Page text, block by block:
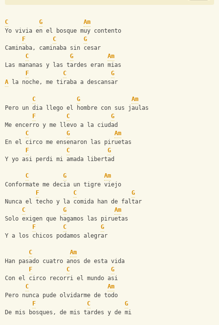
C G
Am
Yo vivia en el bosque muy contento
F
C
G
Caminaba, caminaba sin cesar
C
G
Am
Las mananas y las tardes eran mias
F
C
G
A la noche, me tiraba a descansar
C G
Am
Pero un dia llego el hombre con sus jaulas
F
C
G
Me encerro y me llevo a la ciudad
C
G
Am
En el circo me ensenaron las piruetas
F
C
G
Y yo asi perdi mi amada libertad
C G
Am
Conformate me decia un tigre viejo
F
C
G
Nunca el techo y la comida han de faltar
C
G
Am
Solo exigen que hagamos las piruetas
F
C
G
Y a los chicos podamos alegrar
C
Am
Han pasado cuatro anos de esta vida
F
C
G
Con el circo recorri el mundo asi
C
Am
Pero nunca pude olvidarme de todo
F
C
G
De mis bosques, de mis tardes y de mi